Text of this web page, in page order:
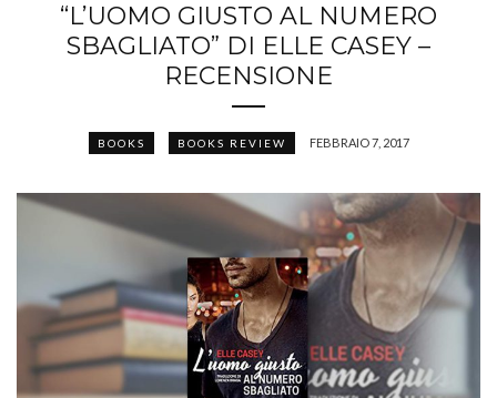
“L’UOMO GIUSTO AL NUMERO
SBAGLIATO” DI ELLE CASEY –
RECENSIONE
BOOKS BOOKS REVIEW FEBBRAIO 7, 2017